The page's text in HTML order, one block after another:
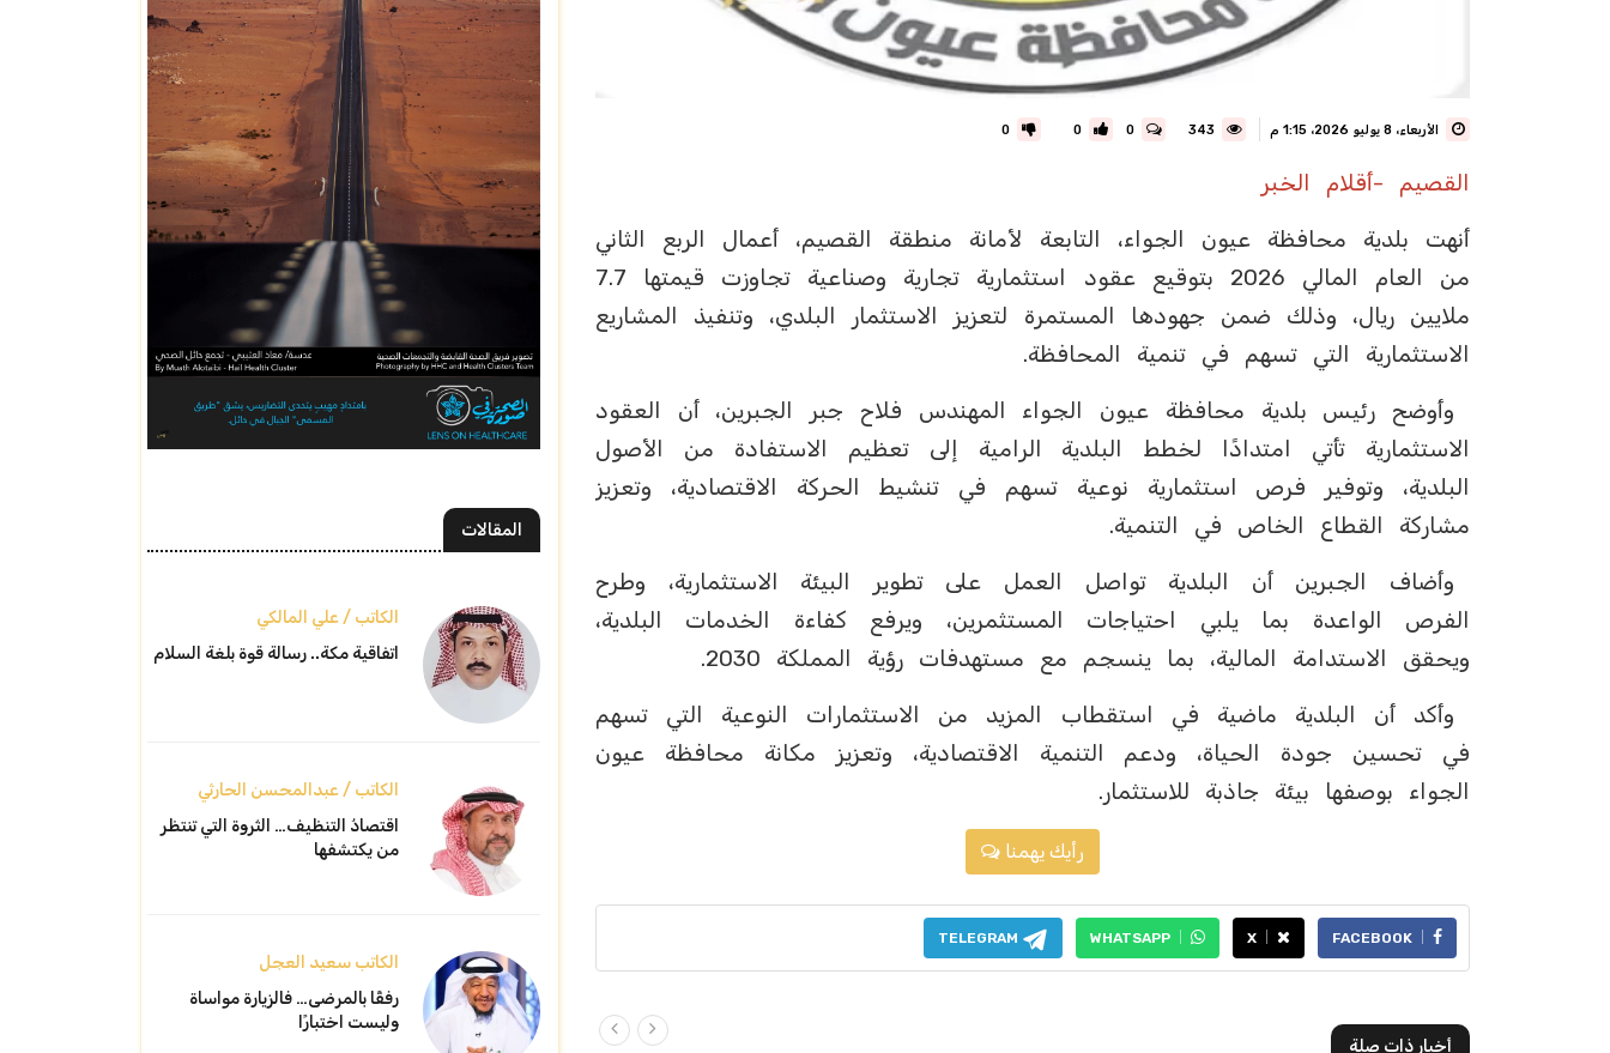
الأربعاء، 8 يوليو 2026، 1:15 م 0
0
0
القصيم -أقلام الخبر
أنهت بلدية محافظة عيون الجواء، التابعة لأمانة منطقة القصيم، أعمال الربع الثاني
من العام المالي 2026 بتوقيع عقود استثمارية تجارية وصناعية تجاوزت قيمتها 7.7
ملايين ريال، وذلك ضمن جهودها المستمرة لتعزيز الاستثمار البلدي، وتنفيذ المشاريع
الاستثمارية التي تسهم في تنمية المحافظة.
وأوضح رئيس بلدية محافظة عيون الجواء المهندس فلاح جبر الجبرين، أن العقود
الاستثمارية تأتي امتدادًا لخطط البلدية الرامية إلى تعظيم الاستفادة من الأصول
البلدية، وتوفير فرص استثمارية نوعية تسهم في تنشيط الحركة الاقتصادية، وتعزيز
مشاركة القطاع الخاص في التنمية.
وأضاف الجبرين أن البلدية تواصل العمل على تطوير البيئة الاستثمارية، وطرح
الفرص الواعدة بما يلبي احتياجات المستثمرين، ويرفع كفاءة الخدمات البلدية،
ويحقق الاستدامة المالية، بما ينسجم مع مستهدفات رؤية المملكة 2030.
وأكد أن البلدية ماضية في استقطاب المزيد من الاستثمارات النوعية التي تسهم
في تحسين جودة الحياة، ودعم التنمية الاقتصادية، وتعزيز مكانة محافظة عيون
الجواء بوصفها بيئة جاذبة للاستثمار.
رأيك يهمنا
FACEBOOK
X
WHATSAPP
TELEGRAM
أخبار ذات صلة
المقالات
الكاتب / علي المالكي
اتفاقية مكة.. رسالة قوة بلغة السلام
الكاتب / عبدالمحسن الحارثي
اقتصادُ التنظيف… الثروة التي تنتظر
من يكتشفها
الكاتب سعيد العجل
رفقًا بالمرضى… فالزيارة مواساة
وليست اختبارًا